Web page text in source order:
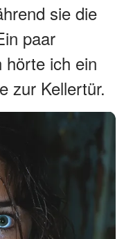
sie die
paar
hörte ich ein
zur Kellertür.